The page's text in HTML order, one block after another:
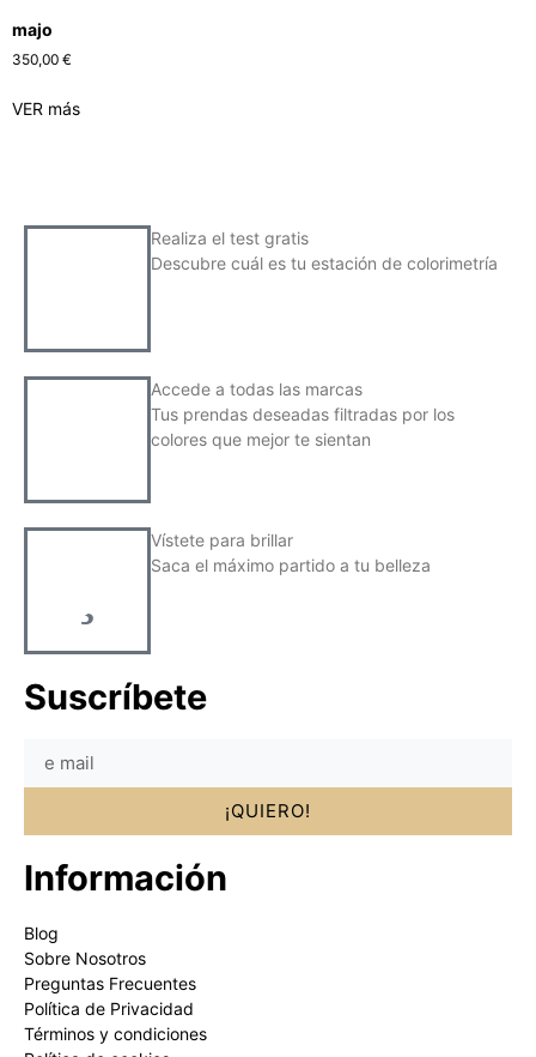
majo
350,00 €
VER más
Realiza el test gratis
Descubre cuál es tu estación de colorimetría
Accede a todas las marcas
Tus prendas deseadas filtradas por los
colores que mejor te sientan
Vístete para brillar
Saca el máximo partido a tu belleza
Suscríbete
¡QUIERO!
Información
Blog
Sobre Nosotros
Preguntas Frecuentes
Política de Privacidad
Términos y condiciones